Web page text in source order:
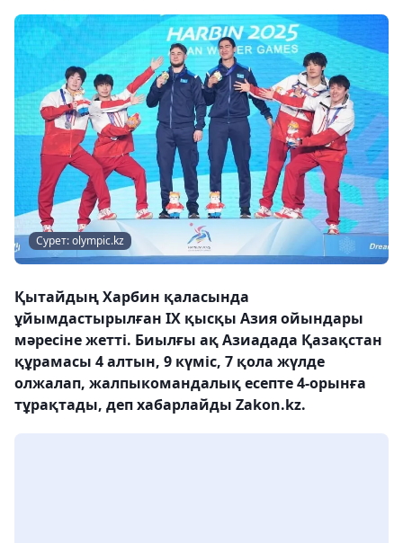
Сурет: olympic.kz
Қытайдың Харбин қаласында
ұйымдастырылған IX қысқы Азия ойындары
мәресіне жетті. Биылғы ақ Азиадада Қазақстан
құрамасы 4 алтын, 9 күміс, 7 қола жүлде
олжалап, жалпыкомандалық есепте 4-орынға
тұрақтады, деп хабарлайды Zakon.kz.